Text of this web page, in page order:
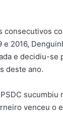
consecutivos
2016,
e decidiu-se
deste ano.
sucumbiu
venceu o